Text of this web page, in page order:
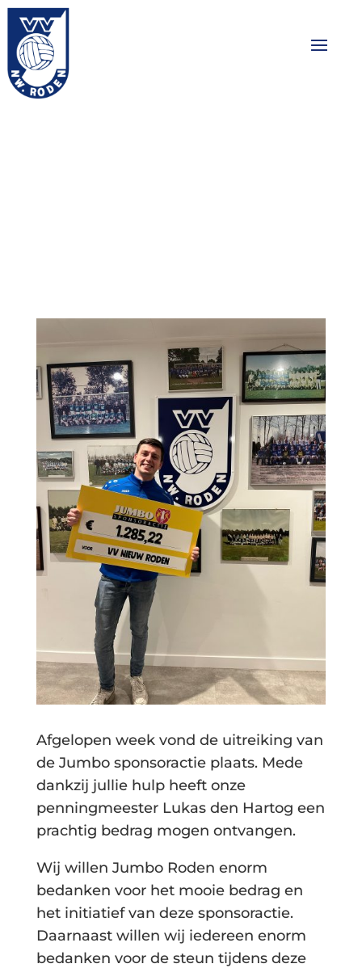
Afgelopen week vond de uitreiking van
de Jumbo sponsoractie plaats. Mede
dankzij jullie hulp heeft onze
penningmeester Lukas den Hartog een
prachtig bedrag mogen ontvangen.
Wij willen Jumbo Roden enorm
bedanken voor het mooie bedrag en
het initiatief van deze sponsoractie.
Daarnaast willen wij iedereen enorm
bedanken voor de steun tijdens deze